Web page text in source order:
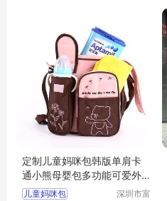
定制儿童妈咪包韩版单肩卡
通小熊母婴包多功能可爱外
出妈妈收纳尿片包
儿童妈咪包
深圳市富